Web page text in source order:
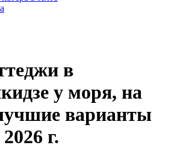
в
у моря, на
варианты
г.